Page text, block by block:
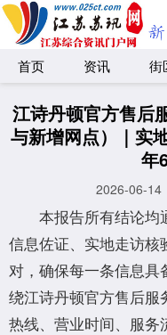
首页 资讯 街
江诗丹顿官方售后
与新增网点）｜实
年
2026-06-14
本报告所有结论均
信息佐证、实地走访核
对，确保每一条信息具
绕江诗丹顿官方售后
热线、营业时间、服